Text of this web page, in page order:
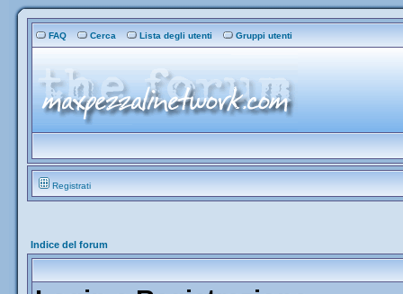
FAQ Cerca Lista degli utenti Gruppi utenti
Registrati
Indice del forum